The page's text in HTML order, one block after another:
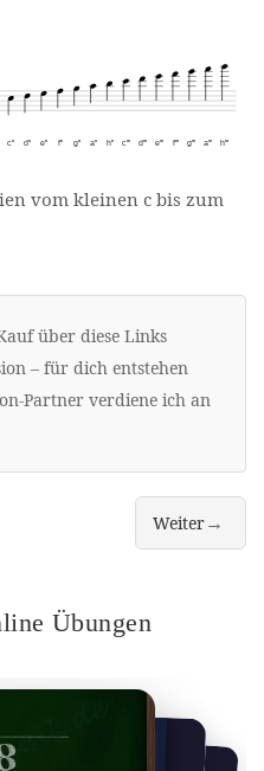
c'' d'' e'' f'' g'' a'' h'' c''' d''' e''' f''' g''' a''' h'''
vom kleinen c bis zum
über diese Links
– für dich entstehen
Partner verdiene ich an
nach Noten
Weiter
Die zwei
→
Übungen